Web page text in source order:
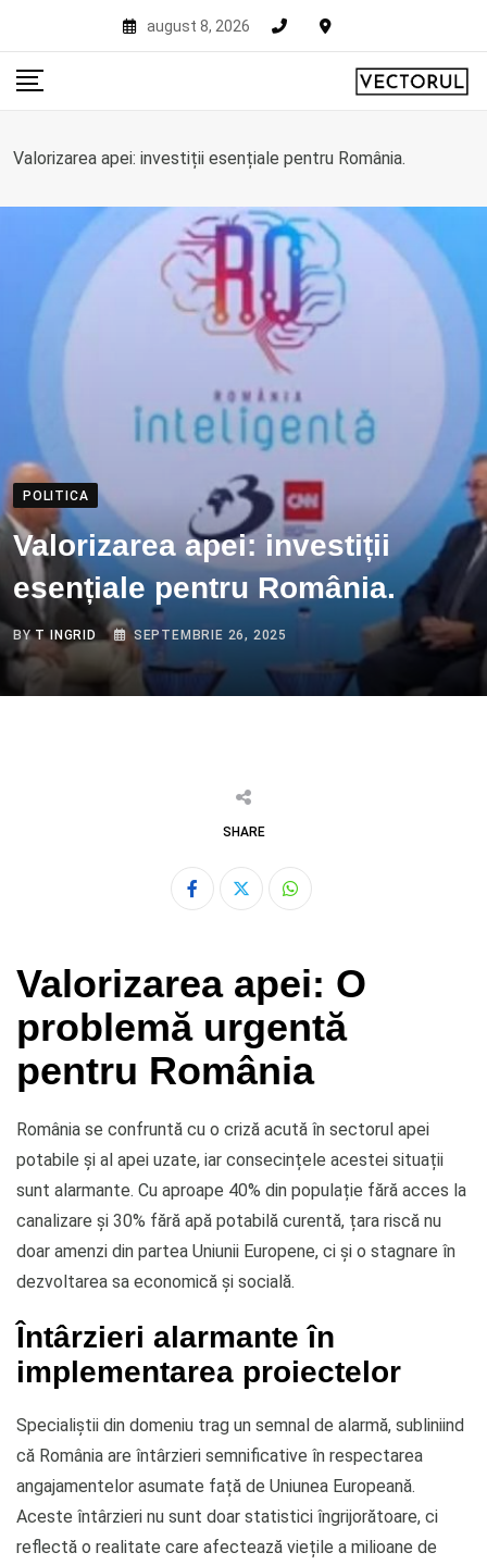
content
august 8, 2026
Valorizarea apei: investiții esențiale pentru România.
POLITICA
Valorizarea apei: investiții
esențiale pentru România.
BYT INGRID SEPTEMBRIE 26, 2025
SHARE
Whatsapp
Valorizarea apei: O
problemă urgentă
pentru România
România se confruntă cu o criză acută în sectorul apei
potabile și al apei uzate, iar consecințele acestei situații
sunt alarmante. Cu aproape 40% din populație fără acces la
canalizare și 30% fără apă potabilă curentă, țara riscă nu
doar amenzi din partea Uniunii Europene, ci și o stagnare în
dezvoltarea sa economică și socială.
Întârzieri alarmante în
implementarea proiectelor
Specialiștii din domeniu trag un semnal de alarmă, subliniind
că România are întârzieri semnificative în respectarea
angajamentelor asumate față de Uniunea Europeană.
Aceste întârzieri nu sunt doar statistici îngrijorătoare, ci
reflectă o realitate care afectează viețile a milioane de